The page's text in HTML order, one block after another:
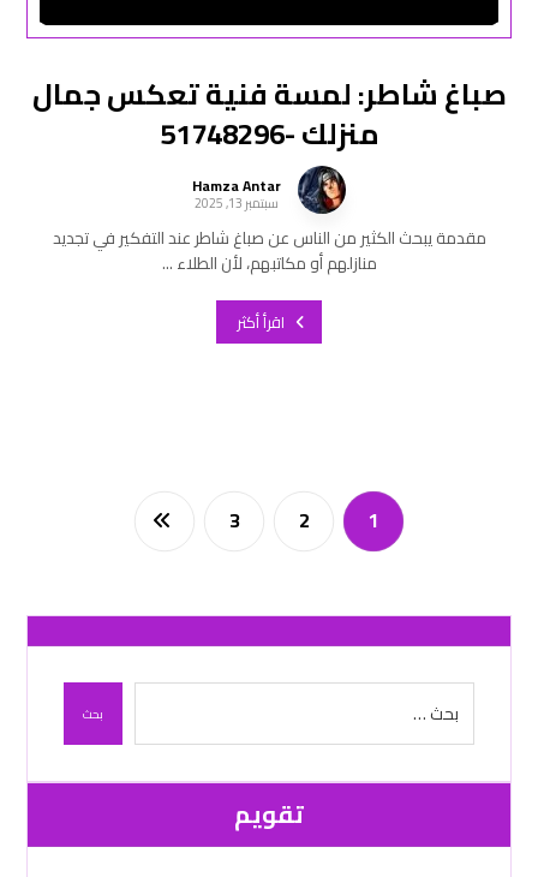
صباغ شاطر: لمسة فنية تعكس جمال
منزلك -51748296
Hamza Antar
سبتمبر 13, 2025
مقدمة يبحث الكثير من الناس عن صباغ شاطر عند التفكير في تجديد
منازلهم أو مكاتبهم، لأن الطلاء ...
اقرأ أكثر
1
2
3
بحث
تقویم